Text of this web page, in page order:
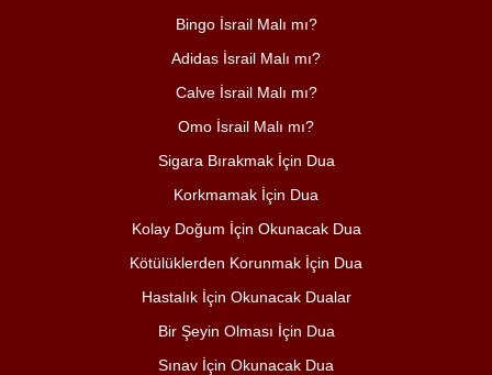
Bingo İsrail Malı mı?
Adidas İsrail Malı mı?
Calve İsrail Malı mı?
Omo İsrail Malı mı?
Sigara Bırakmak İçin Dua
Korkmamak İçin Dua
Kolay Doğum İçin Okunacak Dua
Kötülüklerden Korunmak İçin Dua
Hastalık İçin Okunacak Dualar
Bir Şeyin Olması İçin Dua
Sınav İçin Okunacak Dua